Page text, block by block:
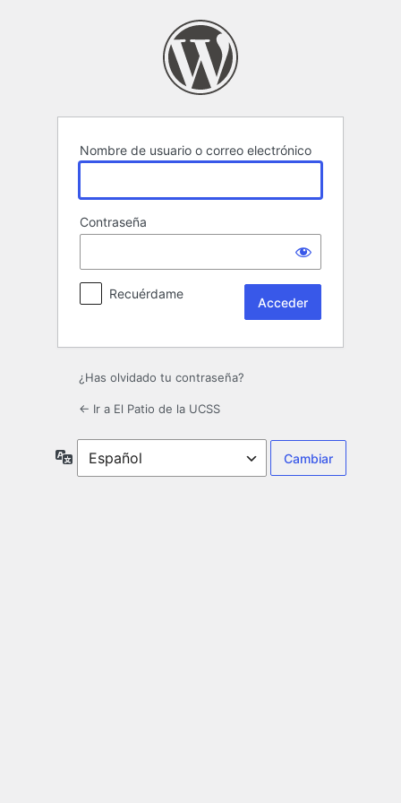
Nombre de usuario o correo electrónico
Contraseña
Recuérdame
¿Has olvidado tu contraseña?
← Ir a El Patio de la UCSS
Idioma